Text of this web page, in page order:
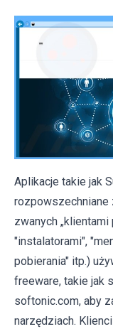
Aplikacje takie jak
rozpowszechniane
zwanych
"instalatorami",
pobierania" itp.)
freeware, takie jak
softonic.com, aby
narzędziach.